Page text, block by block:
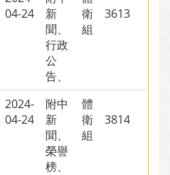
04-24
新
聞、
行政
公
告、
衛
組
3613
2024-
04-24
附中
新
聞、
榮譽
榜、
體
衛
組
3814